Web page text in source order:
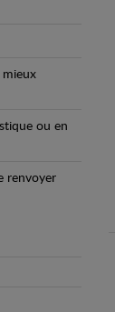
mieux
ou en
renvoyer